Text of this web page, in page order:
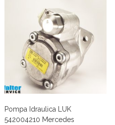
Pompa Idraulica LUK
542004210 Mercedes